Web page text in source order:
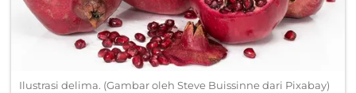
Ilustrasi delima. (Gambar oleh Steve Buissinne dari Pixabay)